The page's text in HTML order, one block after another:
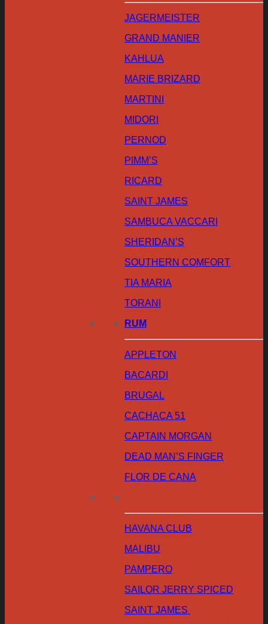
JAGERMEISTER
GRAND MANIER
KAHLUA
MARIE BRIZARD
MARTINI
MIDORI
PERNOD
PIMM’S
RICARD
SAINT JAMES
SAMBUCA VACCARI
SHERIDAN’S
SOUTHERN COMFORT
TIA MARIA
TORANI
RUM
APPLETON
BACARDI
BRUGAL
CACHACA 51
CAPTAIN MORGAN
DEAD MAN’S FINGER
FLOR DE CANA
HAVANA CLUB
MALIBU
PAMPERO
SAILOR JERRY SPICED
SAINT JAMES